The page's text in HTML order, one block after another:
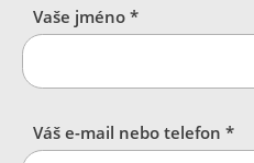
Vaše jméno *
Váš e-mail nebo telefon *